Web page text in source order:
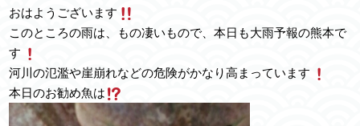
おはようございます
このところの雨は、もの凄いもので、本日も大雨予報の熊本で
す
河川の氾濫や崖崩れなどの危険がかなり高まっています
本日のお勧め魚は